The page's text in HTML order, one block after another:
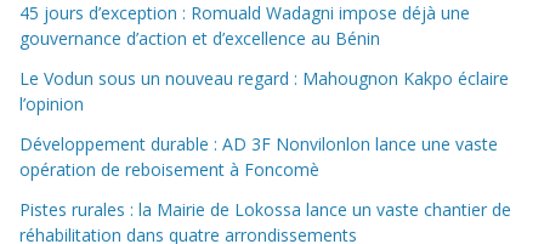
45 jours d’exception : Romuald Wadagni impose déjà une
gouvernance d’action et d’excellence au Bénin
Le Vodun sous un nouveau regard : Mahougnon Kakpo éclaire
l’opinion
Développement durable : AD 3F Nonvilonlon lance une vaste
opération de reboisement à Foncomè
Pistes rurales : la Mairie de Lokossa lance un vaste chantier de
réhabilitation dans quatre arrondissements